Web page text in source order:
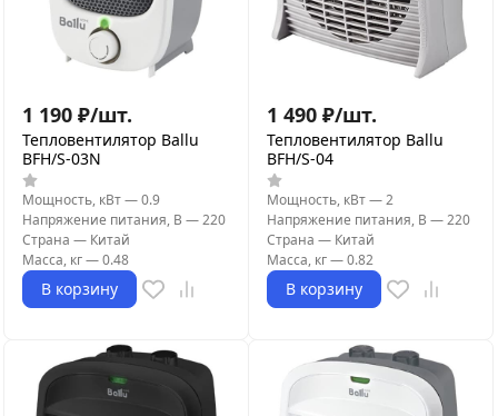
1 190 ₽/шт.
Тепловентилятор Ballu
BFH/S-03N
Мощность, кВт—0.9
Напряжение питания, В —220
Страна — Китай
Масса, кг—0.48
В корзину
1 490 ₽/шт.
Тепловентилятор Ballu
BFH/S-04
Мощность, кВт—2
Напряжение питания, В —220
Страна — Китай
Масса, кг—0.82
В корзину